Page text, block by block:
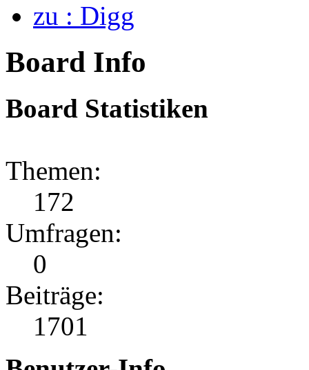
Board Info
Board Statistiken
Themen:
172
Umfragen:
0
Beiträge:
1701